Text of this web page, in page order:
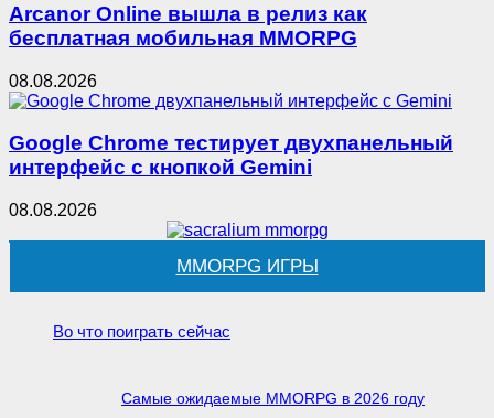
Arcanor Online вышла в релиз как
бесплатная мобильная MMORPG
08.08.2026
Google Chrome тестирует двухпанельный
интерфейс с кнопкой Gemini
08.08.2026
MMORPG ИГРЫ
Во что поиграть сейчас
Самые ожидаемые MMORPG в 2026 году